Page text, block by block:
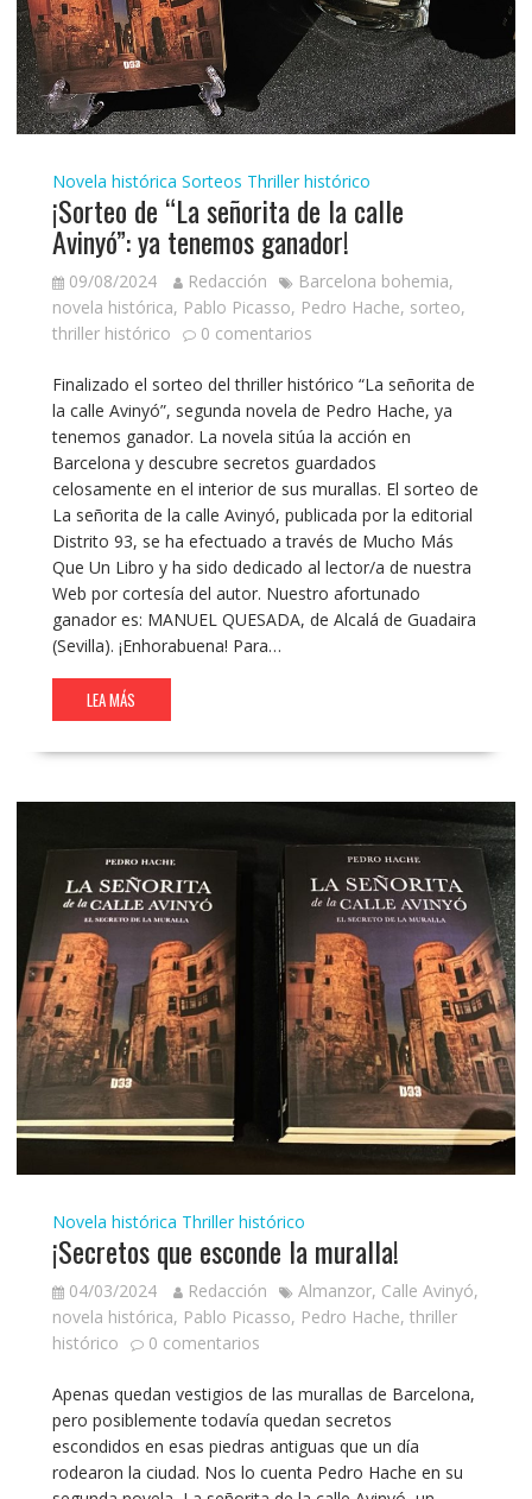
Novela histórica Sorteos Thriller histórico
¡Sorteo de “La señorita de la calle
Avinyó”: ya tenemos ganador!
09/08/2024 Redacción Barcelona bohemia,
novela histórica, Pablo Picasso, Pedro Hache, sorteo,
thriller histórico
0 comentarios
Finalizado el sorteo del thriller histórico “La señorita de
la calle Avinyó”, segunda novela de Pedro Hache, ya
tenemos ganador. La novela sitúa la acción en
Barcelona y descubre secretos guardados
celosamente en el interior de sus murallas. El sorteo de
La señorita de la calle Avinyó, publicada por la editorial
Distrito 93, se ha efectuado a través de Mucho Más
Que Un Libro y ha sido dedicado al lector/a de nuestra
Web por cortesía del autor. Nuestro afortunado
ganador es: MANUEL QUESADA, de Alcalá de Guadaira
(Sevilla). ¡Enhorabuena! Para…
LEA MÁS
Novela histórica Thriller histórico
¡Secretos que esconde la muralla!
04/03/2024 Redacción Almanzor, Calle Avinyó,
novela histórica, Pablo Picasso, Pedro Hache, thriller
histórico
0 comentarios
Apenas quedan vestigios de las murallas de Barcelona,
pero posiblemente todavía quedan secretos
escondidos en esas piedras antiguas que un día
rodearon la ciudad. Nos lo cuenta Pedro Hache en su